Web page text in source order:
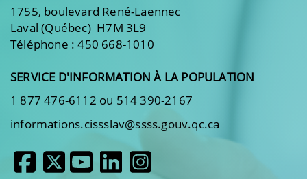
1755, boulevard René-Laennec
Laval (Québec) H7M 3L9
Téléphone : 450 668-1010
SERVICE D'INFORMATION À LA POPULATION
1 877 476-6112 ou 514 390-2167
informations.cissslav@ssss.gouv.qc.ca